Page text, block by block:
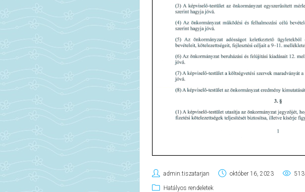
admin.tiszatarjan október 16, 2023 513
Hatályos rendeletek